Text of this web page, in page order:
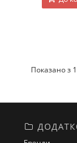
Показано з 1